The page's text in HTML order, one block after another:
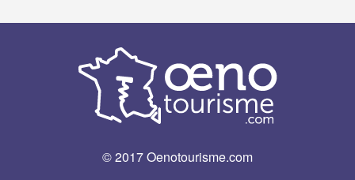
© 2017 Oenotourisme.com